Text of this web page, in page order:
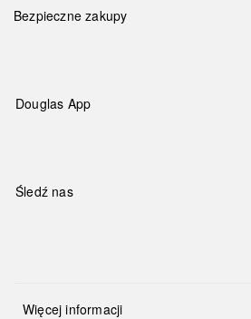
Bezpieczne zakupy
Douglas App
Śledź nas
Więcej informacji